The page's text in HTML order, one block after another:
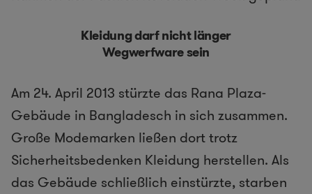
Kleidung darf nicht länger
Wegwerfware sein
Am 24. April 2013 stürzte das Rana Plaza-
Gebäude in Bangladesch in sich zusammen.
Große Modemarken ließen dort trotz
Sicherheitsbedenken Kleidung herstellen. Als
das Gebäude schließlich einstürzte, starben